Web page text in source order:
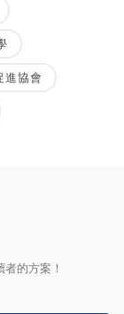
進協會
的方案！